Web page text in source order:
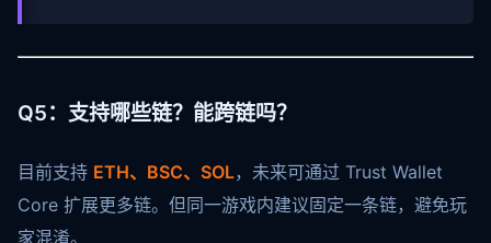
Q5：支持哪些链？能跨链吗？
目前支持 ETH、BSC、SOL，未来可通过 Trust Wallet
Core 扩展更多链。但同一游戏内建议固定一条链，避免玩
家混淆。